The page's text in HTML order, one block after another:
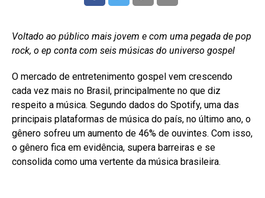
Voltado ao público mais jovem e com uma pegada de pop
rock, o ep conta com seis músicas do universo gospel
O mercado de entretenimento gospel vem crescendo
cada vez mais no Brasil, principalmente no que diz
respeito a música. Segundo dados do Spotify, uma das
principais plataformas de música do país, no último ano, o
gênero sofreu um aumento de 46% de ouvintes. Com isso,
o gênero fica em evidência, supera barreiras e se
consolida como uma vertente da música brasileira.